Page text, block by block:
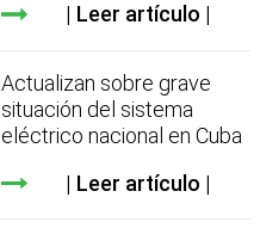
Leer artículo
Actualizan sobre grave
situación del sistema
eléctrico nacional en Cuba
Leer artículo